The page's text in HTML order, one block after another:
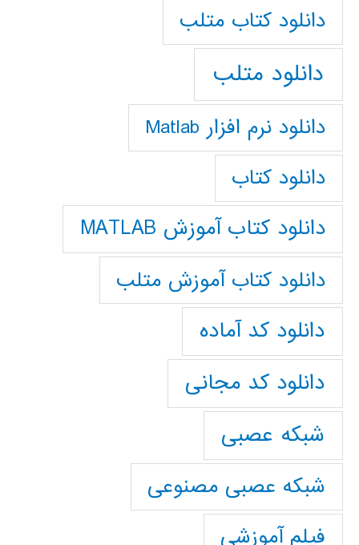
دانلود كتاب متلب
دانلود متلب
دانلود نرم افزار Matlab
دانلود کتاب
دانلود کتاب آموزش MATLAB
دانلود کتاب آموزش متلب
دانلود کد آماده
دانلود کد مجانی
شبکه عصبی
شبکه عصبی مصنوعی
فیلم آموزشی